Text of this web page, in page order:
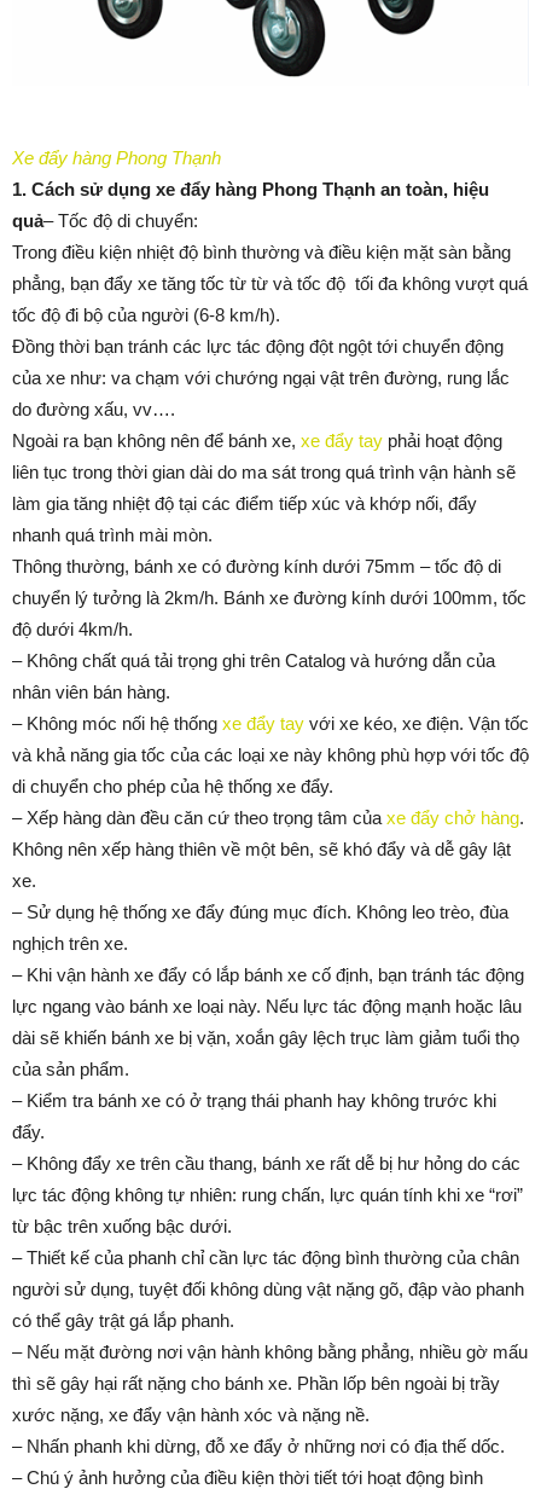
Xe đẩy hàng Phong Thạnh
1. Cách sử dụng xe đẩy hàng Phong Thạnh an toàn, hiệu
quả– Tốc độ di chuyển:
Trong điều kiện nhiệt độ bình thường và điều kiện mặt sàn bằng
phẳng, bạn đẩy xe tăng tốc từ từ và tốc độ tối đa không vượt quá
tốc độ đi bộ của người (6-8 km/h).
Đồng thời bạn tránh các lực tác động đột ngột tới chuyển động
của xe như: va chạm với chướng ngại vật trên đường, rung lắc
do đường xấu, vv….
Ngoài ra bạn không nên để bánh xe, xe đẩy tay phải hoạt động
liên tục trong thời gian dài do ma sát trong quá trình vận hành sẽ
làm gia tăng nhiệt độ tại các điểm tiếp xúc và khớp nối, đẩy
nhanh quá trình mài mòn.
Thông thường, bánh xe có đường kính dưới 75mm – tốc độ di
chuyển lý tưởng là 2km/h. Bánh xe đường kính dưới 100mm, tốc
độ dưới 4km/h.
– Không chất quá tải trọng ghi trên Catalog và hướng dẫn của
nhân viên bán hàng.
– Không móc nối hệ thống xe đẩy tay với xe kéo, xe điện. Vận tốc
và khả năng gia tốc của các loại xe này không phù hợp với tốc độ
di chuyển cho phép của hệ thống xe đẩy.
– Xếp hàng dàn đều căn cứ theo trọng tâm của xe đẩy chở hàng.
Không nên xếp hàng thiên về một bên, sẽ khó đẩy và dễ gây lật
xe.
– Sử dụng hệ thống xe đẩy đúng mục đích. Không leo trèo, đùa
nghịch trên xe.
– Khi vận hành xe đẩy có lắp bánh xe cố định, bạn tránh tác động
lực ngang vào bánh xe loại này. Nếu lực tác động mạnh hoặc lâu
dài sẽ khiến bánh xe bị vặn, xoắn gây lệch trục làm giảm tuổi thọ
của sản phẩm.
– Kiểm tra bánh xe có ở trạng thái phanh hay không trước khi
đẩy.
– Không đẩy xe trên cầu thang, bánh xe rất dễ bị hư hỏng do các
lực tác động không tự nhiên: rung chấn, lực quán tính khi xe “rơi”
từ bậc trên xuống bậc dưới.
– Thiết kế của phanh chỉ cần lực tác động bình thường của chân
người sử dụng, tuyệt đối không dùng vật nặng gõ, đập vào phanh
có thể gây trật gá lắp phanh.
– Nếu mặt đường nơi vận hành không bằng phẳng, nhiều gờ mấu
thì sẽ gây hại rất nặng cho bánh xe. Phần lốp bên ngoài bị trầy
xước nặng, xe đẩy vận hành xóc và nặng nề.
– Nhấn phanh khi dừng, đỗ xe đẩy ở những nơi có địa thế dốc.
– Chú ý ảnh hưởng của điều kiện thời tiết tới hoạt động bình